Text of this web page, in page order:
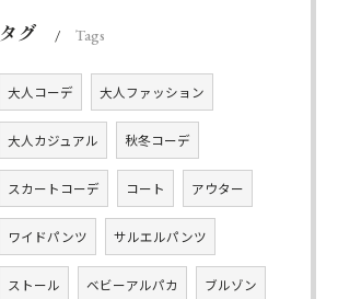
タグ Tags
大人コーデ 大人ファッション
大人カジュアル 秋冬コーデ
スカートコーデ コート アウター
ワイドパンツ サルエルパンツ
ストール ベビーアルパカ ブルゾン